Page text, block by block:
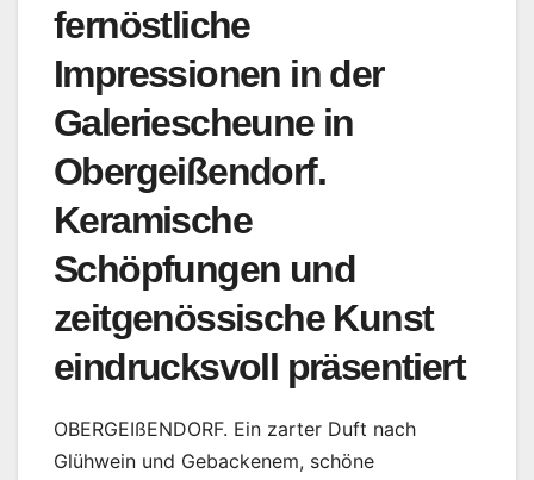
fernöstliche
Impressionen in der
Galeriescheune in
Obergeißendorf.
Keramische
Schöpfungen und
zeitgenössische Kunst
eindrucksvoll präsentiert
OBERGEIßENDORF. Ein zarter Duft nach
Glühwein und Gebackenem, schöne